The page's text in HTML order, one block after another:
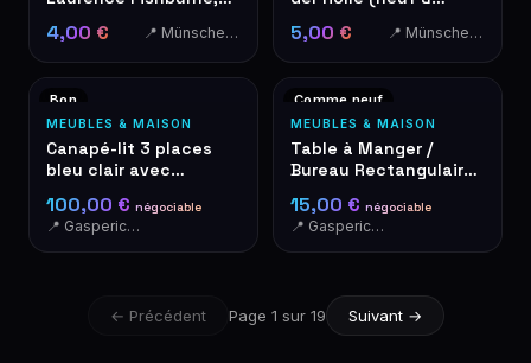
4,00 € 📍 Münschecker 5,00 € 📍 Münschecker
Bon
MEUBLES & MAISON
Canapé-lit 3 places
bleu clair avec
en lit, Ikea HOLMSUND
100,00 € négociable
📍 Gasperich - Luxembourg
Comme neuf
MEUBLES & MAISON
Table à Manger /
Bureau Rectangulaire
Métal, Ikea MELLTORP
15,00 € négociable
📍 Gasperich - Luxembourg
← Précédent Page 1 sur 19 Suivant →